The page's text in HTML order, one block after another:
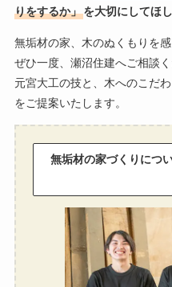
りをするか」を大切にしてほ
無垢材の家、木のぬくもりを
ぜひ一度、瀬沼住建へご相談く
元宮大工の技と、木へのこだ
をご提案いたします。
無垢材の家づくりにつ